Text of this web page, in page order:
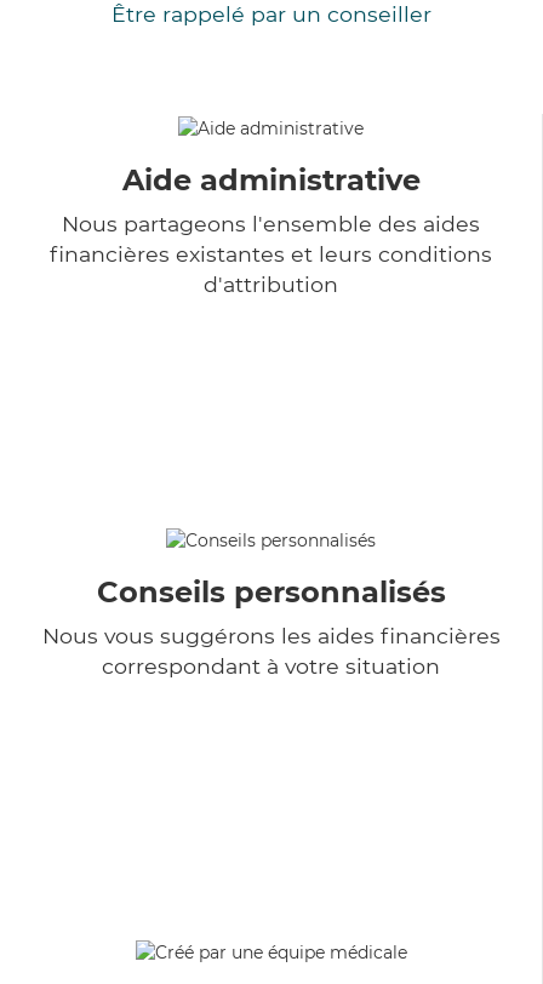
Être rappelé par un conseiller
Aide administrative
Nous partageons l'ensemble des aides
financières existantes et leurs conditions
d'attribution
Conseils personnalisés
Nous vous suggérons les aides financières
correspondant à votre situation